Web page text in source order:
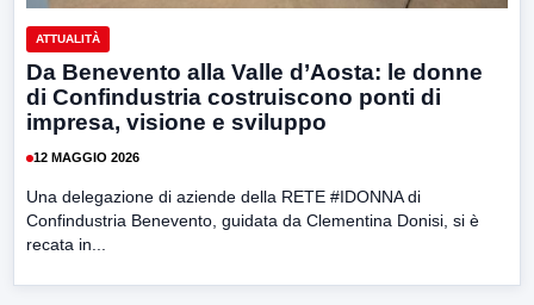
ATTUALITÀ
Da Benevento alla Valle d’Aosta: le donne
di Confindustria costruiscono ponti di
impresa, visione e sviluppo
12 MAGGIO 2026
Una delegazione di aziende della RETE #IDONNA di
Confindustria Benevento, guidata da Clementina Donisi, si è
recata in...